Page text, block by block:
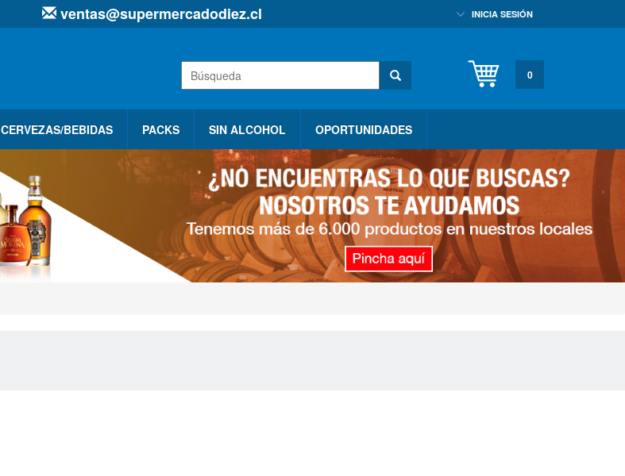
INICIA SESIÓN
ventas@supermercadodiez.cl
0
CERVEZAS/BEBIDAS PACKS SIN ALCOHOL OPORTUNIDADES